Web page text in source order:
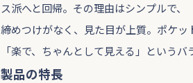
ス派へと回帰。その理由はシンプルで、
締めつけがなく、見た目が上質。ポケッ
「楽で、ちゃんとして見える」という
製品の特長